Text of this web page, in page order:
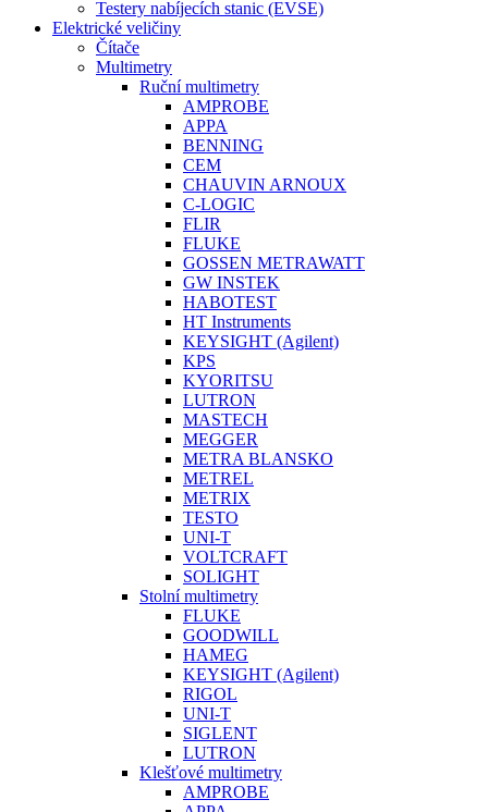
Testery nabíjecích stanic (EVSE)
Elektrické veličiny
Čítače
Multimetry
Ruční multimetry
AMPROBE
APPA
BENNING
CEM
CHAUVIN ARNOUX
C-LOGIC
FLIR
FLUKE
GOSSEN METRAWATT
GW INSTEK
HABOTEST
HT Instruments
KEYSIGHT (Agilent)
KPS
KYORITSU
LUTRON
MASTECH
MEGGER
METRA BLANSKO
METREL
METRIX
TESTO
UNI-T
VOLTCRAFT
SOLIGHT
Stolní multimetry
FLUKE
GOODWILL
HAMEG
KEYSIGHT (Agilent)
RIGOL
UNI-T
SIGLENT
LUTRON
Klešťové multimetry
AMPROBE